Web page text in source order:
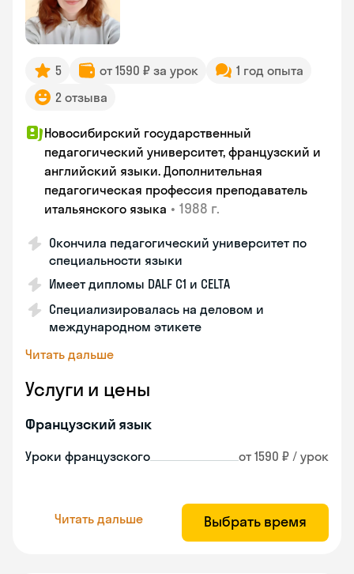
5 от 1590 ₽ за урок
1 год опыта
2 отзыва
Новосибирский государственный
педагогический университет, французский и
английский языки. Дополнительная
педагогическая профессия преподаватель
итальянского языка • 1988 г.
Окончила педагогический университет по
специальности языки
Имеет дипломы DALF C1 и CELTA
Специализировалась на деловом и
международном этикете
Читать дальше
Услуги и цены
Французский язык
Уроки французского от 1590 ₽ / урок
Читать дальше Выбрать время